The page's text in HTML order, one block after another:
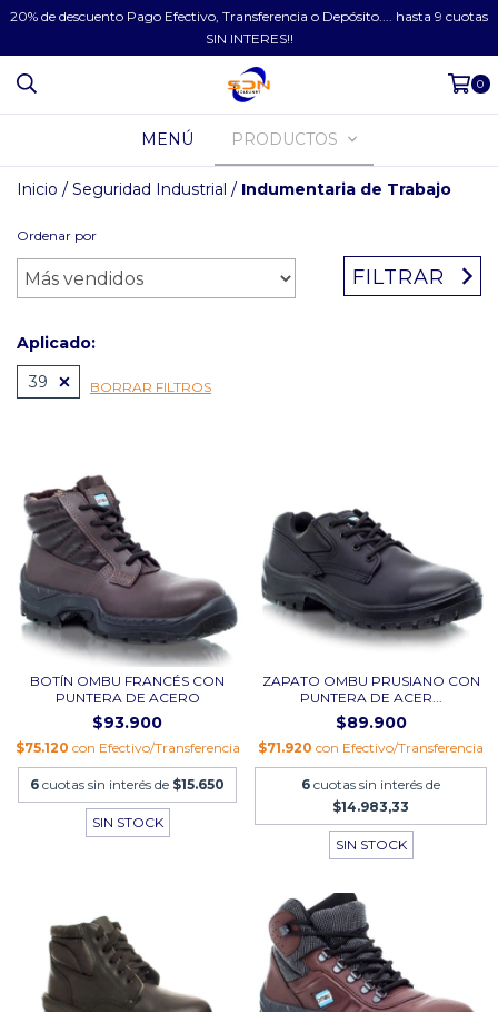
20% de descuento Pago Efectivo, Transferencia o Depósito.... hasta 9 cuotas
SIN INTERES!!
0
MENÚ PRODUCTOS
Inicio / Seguridad Industrial / Indumentaria de Trabajo
Ordenar por
FILTRAR
Aplicado:
39
BORRAR FILTROS
BOTÍN OMBU FRANCÉS CON
PUNTERA DE ACERO
$93.900
$75.120 con Efectivo/Transferencia
6 cuotas sin interés de $15.650
SIN STOCK
ZAPATO OMBU PRUSIANO CON
PUNTERA DE ACER...
$89.900
$71.920 con Efectivo/Transferencia
6 cuotas sin interés de
$14.983,33
SIN STOCK